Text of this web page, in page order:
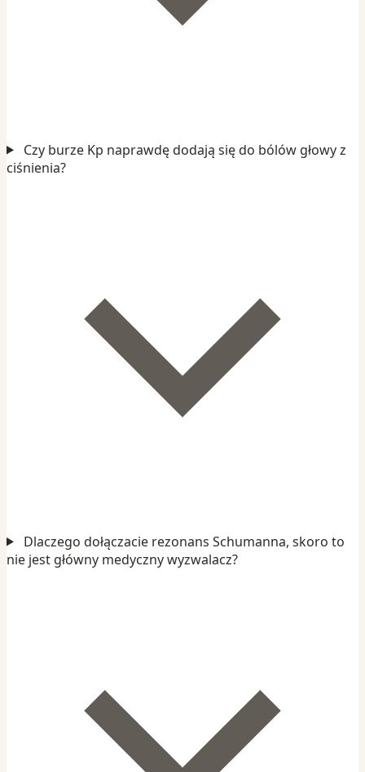
Czy burze Kp naprawdę dodają się do bólów głowy z
ciśnienia?
Dlaczego dołączacie rezonans Schumanna, skoro to
nie jest główny medyczny wyzwalacz?